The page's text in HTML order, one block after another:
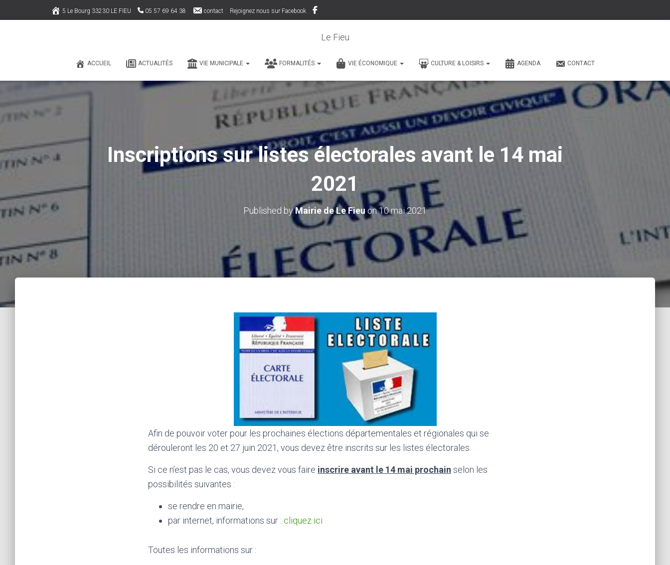
5 Le Bourg 33230 LE FIEU 05 57 69 64 38 contact Rejoignez nous sur Facebook
Le Fieu
ACCUEIL ACTUALITÉS VIE MUNICIPALE FORMALITÉS VIE ÉCONOMIQUE CULTURE & LOISIRS AGENDA CONTACT
Inscriptions sur listes électorales avant le 14 mai
2021
Published byMairie de Le Fieu on10 mai 2021
Afin de pouvoir voter pour les prochaines élections départementales et régionales qui se
dérouleront les 20 et 27 juin 2021, vous devez être inscrits sur les listes électorales.
Si ce n’est pas le cas, vous devez vous faire inscrire avant le 14 mai prochain selon les
possibilités suivantes :
se rendre en mairie,
par internet, informations sur : cliquez ici
Toutes les informations sur :